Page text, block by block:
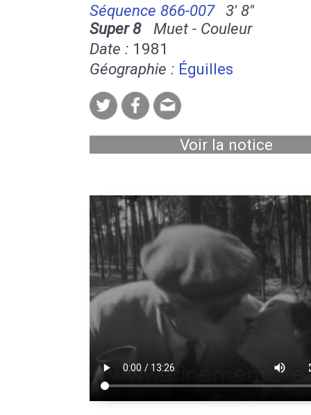
Séquence 866-007
3' 8''
Super 8Muet - Couleur
Date : 1981
Géographie : Éguilles
Voir la notice